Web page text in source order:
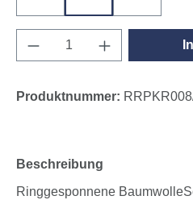
Produkt Anzahl: Gib
Produktnummer:
Beschreibung
Ringgesponnene